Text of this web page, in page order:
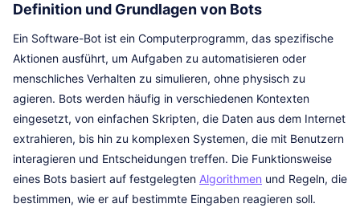
Definition und Grundlagen von Bots
Ein Software-Bot ist ein Computerprogramm, das spezifische
Aktionen ausführt, um Aufgaben zu automatisieren oder
menschliches Verhalten zu simulieren, ohne physisch zu
agieren. Bots werden häufig in verschiedenen Kontexten
eingesetzt, von einfachen Skripten, die Daten aus dem Internet
extrahieren, bis hin zu komplexen Systemen, die mit Benutzern
interagieren und Entscheidungen treffen. Die Funktionsweise
eines Bots basiert auf festgelegten Algorithmen und Regeln, die
bestimmen, wie er auf bestimmte Eingaben reagieren soll.